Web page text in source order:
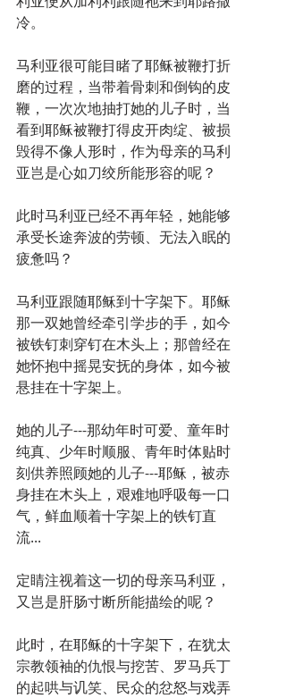
冷。
马利亚很可能目睹了耶稣被鞭打折
磨的过程，当带着骨刺和倒钩的皮
鞭，一次次地抽打她的儿子时，当
看到耶稣被鞭打得皮开肉绽、被损
毁得不像人形时，作为母亲的马利
亚岂是心如刀绞所能形容的呢？
此时马利亚已经不再年轻，她能够
承受长途奔波的劳顿、无法入眠的
疲惫吗？
马利亚跟随耶稣到十字架下。耶稣
那一双她曾经牵引学步的手，如今
被铁钉刺穿钉在木头上；那曾经在
她怀抱中摇晃安抚的身体，如今被
悬挂在十字架上。
她的儿子---那幼年时可爱、童年时
纯真、少年时顺服、青年时体贴时
刻供养照顾她的儿子---耶稣，被赤
身挂在木头上，艰难地呼吸每一口
气，鲜血顺着十字架上的铁钉直
流...
定睛注视着这一切的母亲马利亚，
又岂是肝肠寸断所能描绘的呢？
此时，在耶稣的十字架下，在犹太
宗教领袖的仇恨与挖苦、罗马兵丁
的起哄与讥笑、民众的忿怒与戏弄